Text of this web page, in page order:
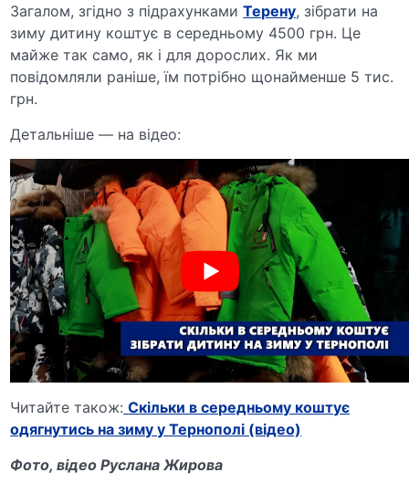
Загалом, згідно з підрахункамиТерену, зібрати на
зиму дитину коштує в середньому 4500 грн. Це
майже так само, як і для дорослих. Як ми
повідомляли раніше, їм потрібно щонайменше 5 тис.
грн.
Детальніше — на відео:
Читайте також: Скільки в середньому коштує
одягнутись на зиму у Тернополі (відео)
Фото, відео Руслана Жирова